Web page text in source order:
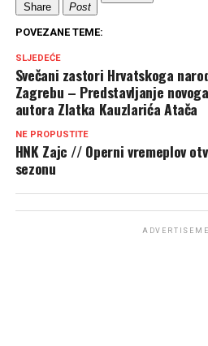
Share Post
POVEZANE TEME:
SLJEDEĆE
Svečani zastori Hrvatskoga
Zagrebu – Predstavljanje
autora Zlatka Kauzlarića Atača
NE PROPUSTITE
HNK Zajc // Operni vremeplov
sezonu